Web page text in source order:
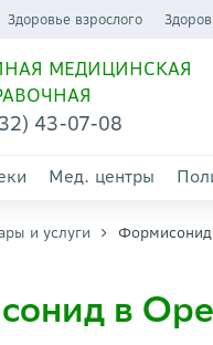
Здоровье взрослого
МЕДИЦИНСКАЯ
43-07-08
Мед. центры
и услуги Формисонид
в